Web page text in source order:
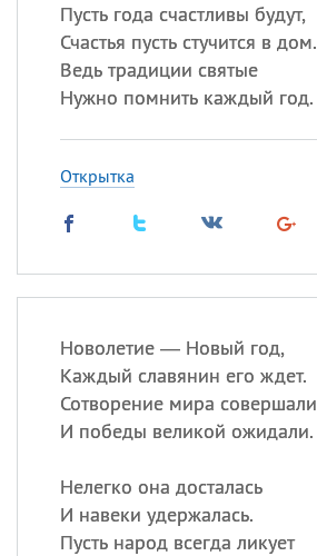
Пусть года счастливы будут,
Счастья пусть стучится в дом.
Ведь традиции святые
Нужно помнить каждый год.
Открытка
Новолетие — Новый год,
Каждый славянин его ждет.
Сотворение мира совершали
И победы великой ожидали.
Нелегко она досталась
И навеки удержалась.
Пусть народ всегда ликует